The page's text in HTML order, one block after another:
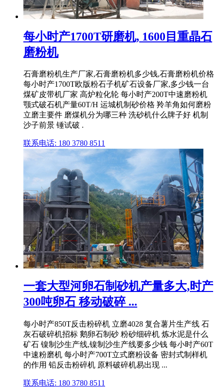
每小时产1700T研磨机, 1600目重晶石
磨粉机
石膏磨粉机生产厂家,石膏磨粉机多少钱,石膏磨粉机价格
每小时产1700T欧版粉石子机矿石设备厂家,多少钱一台
煤矿皮带机厂家 高炉粒化轮 每小时产200T中速磨粉机
颚式破石机产量60T/H 运城机制砂价格 羚羊角如何磨粉
立磨主要件 磨煤机分为哪三种 洗砂机什么牌子好 机制
沙子前景 锤试破 .
联系电话: 180 3780 8511
一套大型河卵石制砂机产量多大,时产
300吨卵石 移动破碎 ...
每小时产850T反击粉碎机 立磨4028 复合薯片生产线 石
灰石破碎机招标 鹅卵石制砂 粉砂细碎机 炼水泥是什么
矿石 镍制沙生产线,镍制沙生产线要多少钱 每小时产60T
中速粉磨机 每小时产700T立式磨粉设备 密封式制样机
的作用 铅反击粉碎机 原料破碎机易出现 ...
联系电话: 180 3780 8511